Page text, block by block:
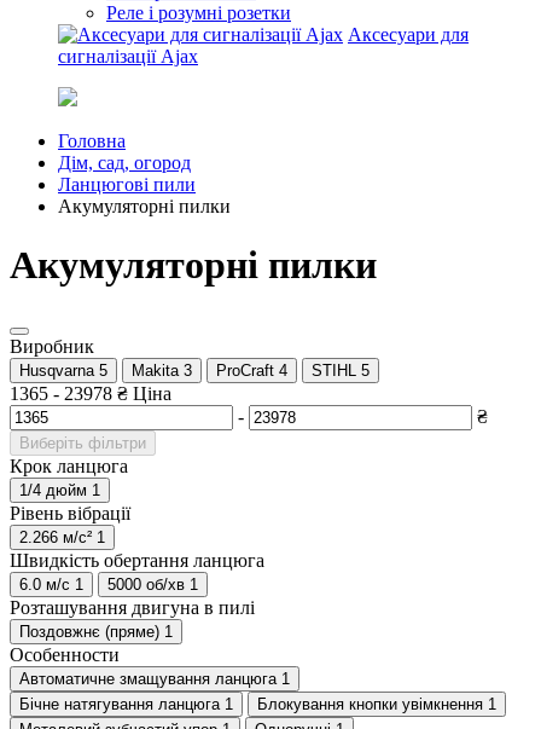
Реле і розумні розетки
Аксесуари для
сигналізації Ajax
Головна
Дім, сад, огород
Ланцюгові пили
Акумуляторні пилки
Акумуляторні пилки
Виробник
Husqvarna 5 Makita 3 ProCraft 4 STIHL 5
1365 - 23978 ₴ Ціна
-
₴
Виберіть фільтри
Крок ланцюга
1/4 дюйм 1
Рівень вібрації
2.266 м/с² 1
Швидкість обертання ланцюга
6.0 м/с 1 5000 об/хв 1
Розташування двигуна в пилі
Поздовжнє (пряме) 1
Особенности
Автоматичне змащування ланцюга 1
Бічне натягування ланцюга 1 Блокування кнопки увімкнення 1